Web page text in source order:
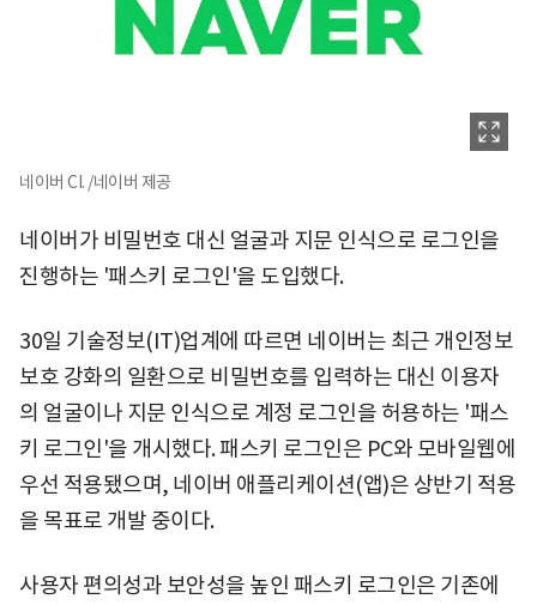
네이버 CI. /네이버 제공
네이버가 비밀번호 대신 얼굴과 지문 인식으로 로그인을
진행하는 '패스키 로그인'을 도입했다.
30일 기술정보(IT)업계에 따르면 네이버는 최근 개인정보
보호 강화의 일환으로 비밀번호를 입력하는 대신 이용자
의 얼굴이나 지문 인식으로 계정 로그인을 허용하는 '패스
키 로그인'을 개시했다. 패스키 로그인은 PC와 모바일웹에
우선 적용됐으며, 네이버 애플리케이션(앱)은 상반기 적용
을 목표로 개발 중이다.
사용자 편의성과 보안성을 높인 패스키 로그인은 기존에